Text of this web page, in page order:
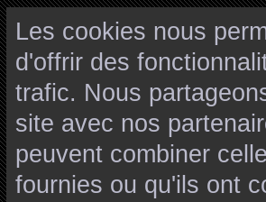
Les cookies nous
d'offrir des
trafic. Nous
site avec nos
peuvent combiner
fournies ou qu'ils ont